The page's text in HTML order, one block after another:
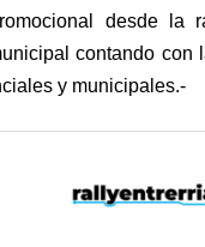
desde la
contando con
y municipales.-